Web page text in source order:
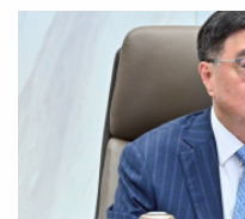
機制發布紅色警戒。據了
前完成保全戶撤離，共
收容中心及萬榮鄉明利國
報導，行政院政務委員兼
訪時表示，因考量深夜不
16日下午3時發布紅色警
戶，確認全面淨空警戒區